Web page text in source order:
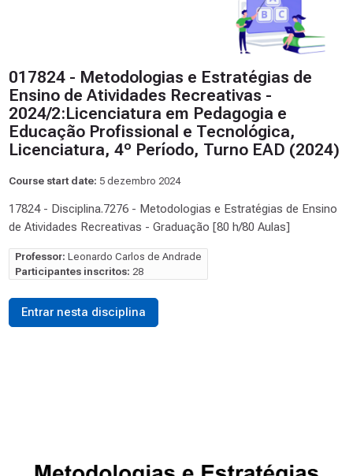
017824 - Metodologias e Estratégias de
Ensino de Atividades Recreativas -
2024/2:Licenciatura em Pedagogia e
Educação Profissional e Tecnológica,
Licenciatura, 4º Período, Turno EAD (2024)
Course start date: 5 dezembro 2024
17824 - Disciplina.7276 - Metodologias e Estratégias de Ensino
de Atividades Recreativas - Graduação [80 h/80 Aulas]
Professor: Leonardo Carlos de Andrade
Participantes inscritos: 28
Entrar nesta disciplina